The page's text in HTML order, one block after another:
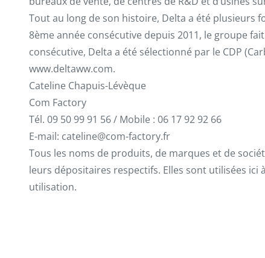
Tout au long de son histoire, Delta a été plusieurs
8ème année consécutive depuis 2011, le groupe
consécutive, Delta a été sélectionné par le CDP
www.deltaww.com.
Cateline Chapuis-Lévèque
Com Factory
Tél. 09 50 99 91 56 / Mobile : 06 17 92 92 66
E-mail: cateline@com-factory.fr
Tous les noms de produits, de marques et de
leurs dépositaires respectifs. Elles sont utilisées
utilisation.